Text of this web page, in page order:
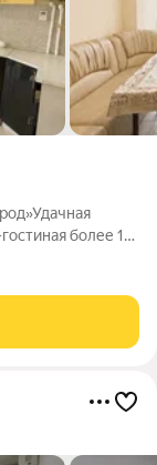
более 19
Комфортный 2